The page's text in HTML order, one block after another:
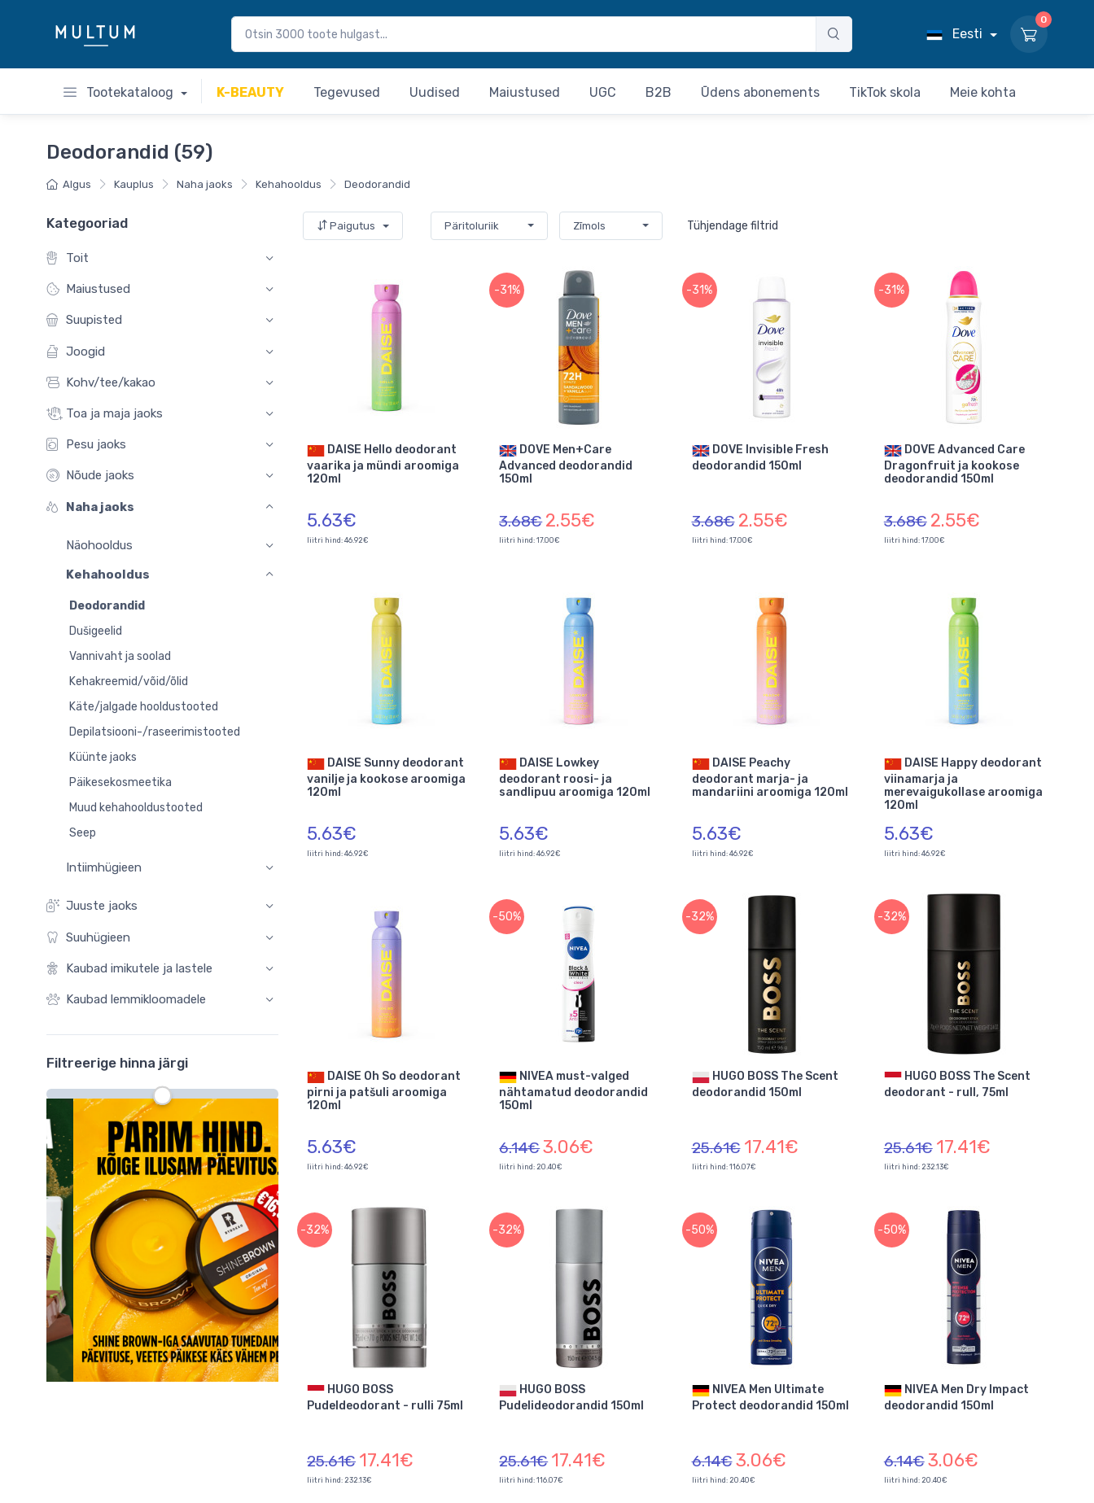
Eesti
0
Tootekataloog K-BEAUTY Tegevused Uudised Maiustused UGC B2B Ūdens abonements TikTok skola Meie kohta
Deodorandid (59)
Algus Kauplus Naha jaoks Kehahooldus Deodorandid
Kategooriad
Toit
Maiustused
Suupisted
Joogid
Kohv/tee/kakao
Toa ja maja jaoks
Pesu jaoks
Nõude jaoks
Naha jaoks
Näohooldus
Kehahooldus
Deodorandid
Dušigeelid
Vannivaht ja soolad
Kehakreemid/võid/õlid
Käte/jalgade hooldustooted
Depilatsiooni-/raseerimistooted
Küünte jaoks
Päikesekosmeetika
Muud kehahooldustooted
Seep
Intiimhügieen
Juuste jaoks
Suuhügieen
Kaubad imikutele ja lastele
Kaubad lemmikloomadele
Filtreerige hinna järgi
Paigutus Päritoluriik Zīmols Tühjendage filtrid
vaarika ja mündi aroomiga
120ml
5.63€
liitri hind: 46.92€
-31%
Advanced deodorandid
150ml
3.68€ 2.55€
liitri hind: 17.00€
-31%
DOVE Invisible Fresh
deodorandid 150ml
3.68€ 2.55€
liitri hind: 17.00€
-31%
DOVE Advanced Care
Dragonfruit ja kookose
deodorandid 150ml
3.68€ 2.55€
liitri hind: 17.00€
vanilje ja kookose aroomiga
120ml
5.63€
liitri hind: 46.92€
deodorant roosi- ja
sandlipuu aroomiga 120ml
5.63€
liitri hind: 46.92€
DAISE Peachy
deodorant marja- ja
mandariini aroomiga 120ml
5.63€
liitri hind: 46.92€
DAISE Happy deodorant
viinamarja ja
merevaigukollase aroomiga
120ml
5.63€
liitri hind: 46.92€
pirni ja patšuli aroomiga
120ml
5.63€
liitri hind: 46.92€
-50%
nähtamatud deodorandid
150ml
6.14€3.06€
liitri hind: 20.40€
-32%
HUGO BOSS The Scent
deodorandid 150ml
25.61€ 17.41€
liitri hind: 116.07€
-32%
HUGO BOSS The Scent
deodorant - rull, 75ml
25.61€ 17.41€
liitri hind: 232.13€
-32%
Pudeldeodorant - rulli 75ml
25.61€ 17.41€
liitri hind: 232.13€
-32%
Pudelideodorandid 150ml
25.61€ 17.41€
liitri hind: 116.07€
-50%
NIVEA Men Ultimate
Protect deodorandid 150ml
6.14€3.06€
liitri hind: 20.40€
-50%
NIVEA Men Dry Impact
deodorandid 150ml
6.14€3.06€
liitri hind: 20.40€